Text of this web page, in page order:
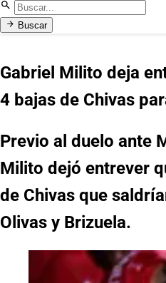
Buscar
Gabriel Milito deja
4 bajas de Chivas
Previo al duelo ante
Milito dejó entrever
de Chivas que
Olivas y Brizuela.